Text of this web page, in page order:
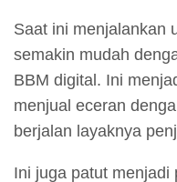
Saat ini menjalankan
semakin mudah
BBM digital. Ini
menjual eceran
berjalan layaknya
Ini juga patut menjadi